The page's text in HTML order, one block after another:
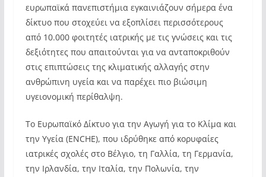
ευρωπαϊκά πανεπιστήμια εγκαινιάζουν σήμερα ένα
δίκτυο που στοχεύει να εξοπλίσει περισσότερους
από 10.000 φοιτητές ιατρικής με τις γνώσεις και τις
δεξιότητες που απαιτούνται για να ανταποκριθούν
στις επιπτώσεις της κλιματικής αλλαγής στην
ανθρώπινη υγεία και να παρέχει πιο βιώσιμη
υγειονομική περίθαλψη.
Το Ευρωπαϊκό Δίκτυο για την Αγωγή για το Κλίμα και
την Υγεία (ENCHE), που ιδρύθηκε από κορυφαίες
ιατρικές σχολές στο Βέλγιο, τη Γαλλία, τη Γερμανία,
την Ιρλανδία, την Ιταλία, την Πολωνία, την